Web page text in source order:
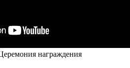
награждения